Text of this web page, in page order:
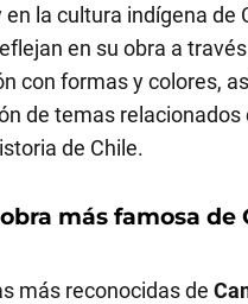
la cultura indígena de
en su obra a
con formas y colores,
de temas relacionados
de Chile.
más famosa de
más reconocidas de